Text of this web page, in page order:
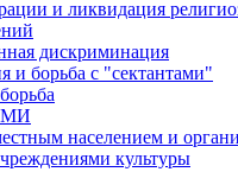
и ликвидация
дискриминация
и борьба с "сектантами"
населением и
культуры